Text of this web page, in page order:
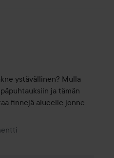
sitten
ystävällinen? Mulla
ja tämän
finnejä alueelle jonne